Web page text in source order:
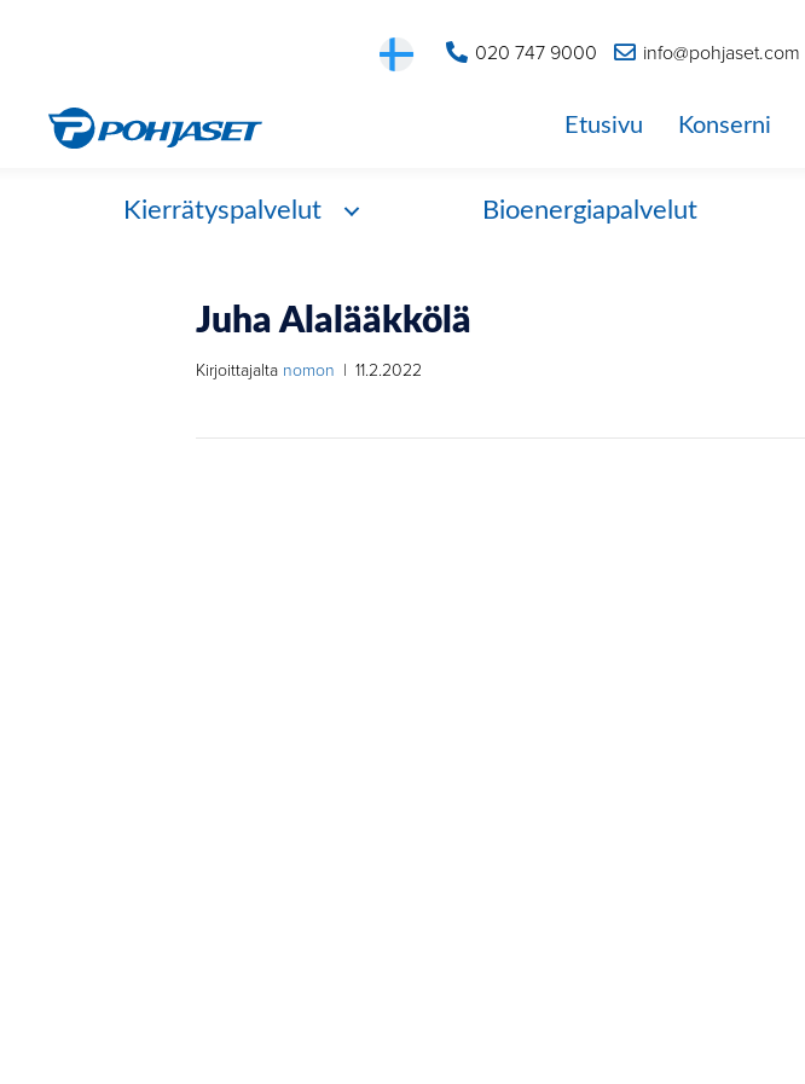
020 747 9000 info@pohjaset.com
Etusivu Konserni
Kierrätyspalvelut Bioenergiapalvelut
Juha Alalääkkölä
Kirjoittajalta nomon | 11.2.2022